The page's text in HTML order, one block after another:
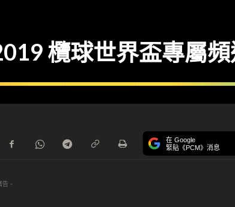
欖球世界盃專屬
在 Google
緊貼《PCM》消息
告 -